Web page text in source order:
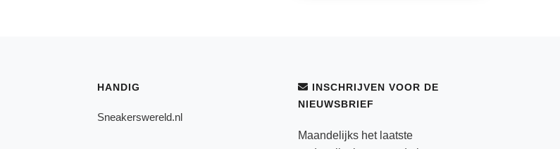
HANDIG
Sneakerswereld.nl
INSCHRIJVEN VOOR DE
NIEUWSBRIEF
Maandelijks het laatste